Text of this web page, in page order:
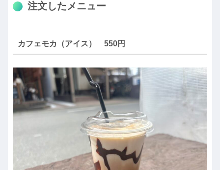
注文したメニュー
カフェモカ（アイス） 550円